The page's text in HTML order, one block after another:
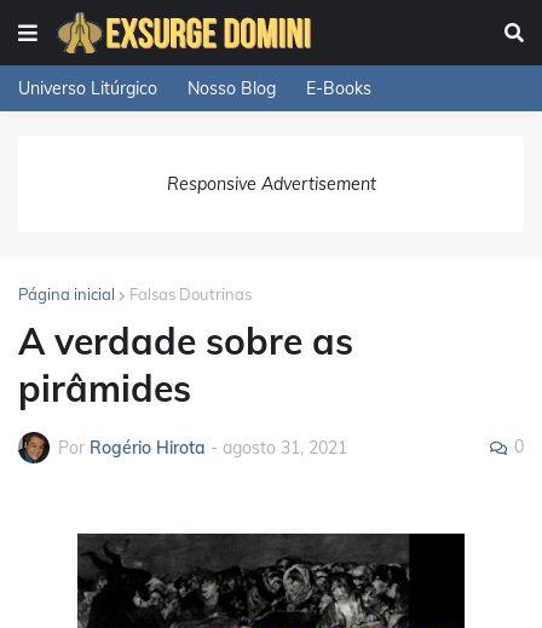
Universo Litúrgico Nosso Blog E-Books
Responsive Advertisement
Página inicial Falsas Doutrinas
A verdade sobre as
pirâmides
Por Rogério Hirota - agosto 31, 2021 0